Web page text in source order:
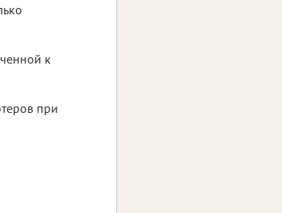
к
при